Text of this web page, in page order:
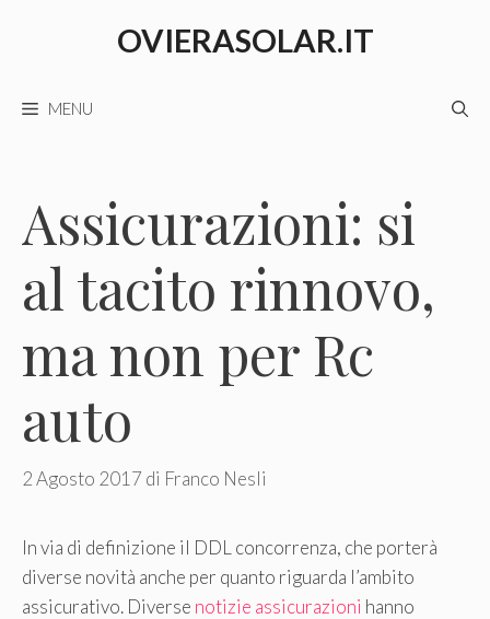
OVIERASOLAR.IT
MENU
Assicurazioni: si
al tacito rinnovo,
ma non per Rc
auto
2 Agosto 2017 di Franco Nesli
In via di definizione il DDL concorrenza, che porterà
diverse novità anche per quanto riguarda l’ambito
assicurativo. Diverse notizie assicurazioni hanno